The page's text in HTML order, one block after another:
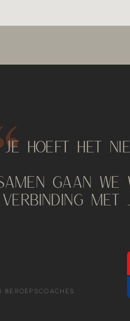
JE HOEFT HET
GAAN WE
VERBINDING MET